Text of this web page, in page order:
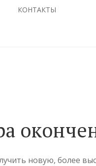
КОНТАКТЫ
новую, более